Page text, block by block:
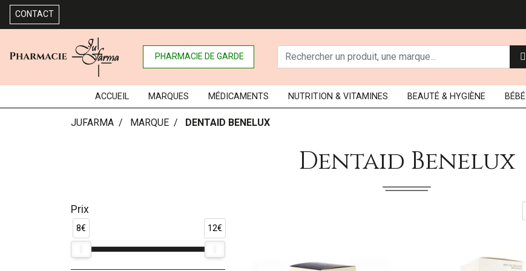
CONTACT
PHARMACIE DE GARDE
ACCUEIL MARQUES MÉDICAMENTS NUTRITION & VITAMINES BEAUTÉ & HYGIÈNE BÉBÉ
JUFARMA MARQUE DENTAID BENELUX
Dentaid Benelux
Prix
8€ 12€